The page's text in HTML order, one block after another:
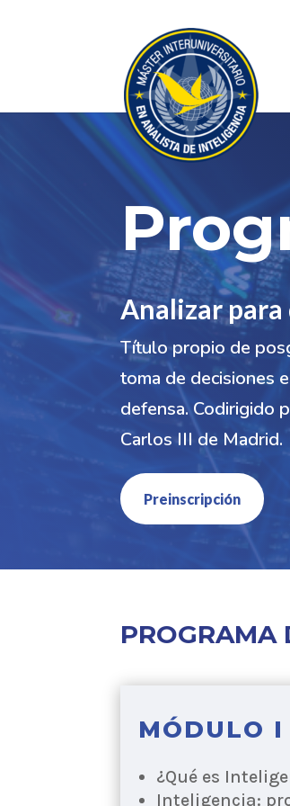
Analizar
Título propio de
toma de decisiones
defensa. Codirigido
Carlos III de Madrid.
Preinscripción
PROGRAMA
MÓDULO
¿Qué es
Inteligencia: